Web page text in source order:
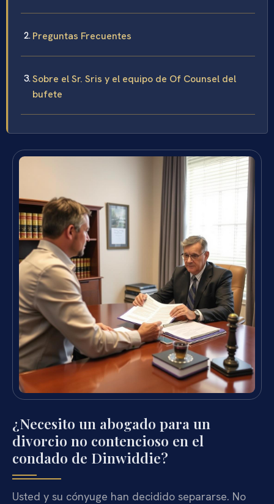
Preguntas Frecuentes
Sobre el Sr. Sris y el equipo de Of Counsel del
bufete
¿Necesito un abogado para un
divorcio no contencioso en el
condado de Dinwiddie?
Usted y su cónyuge han decidido separarse. No